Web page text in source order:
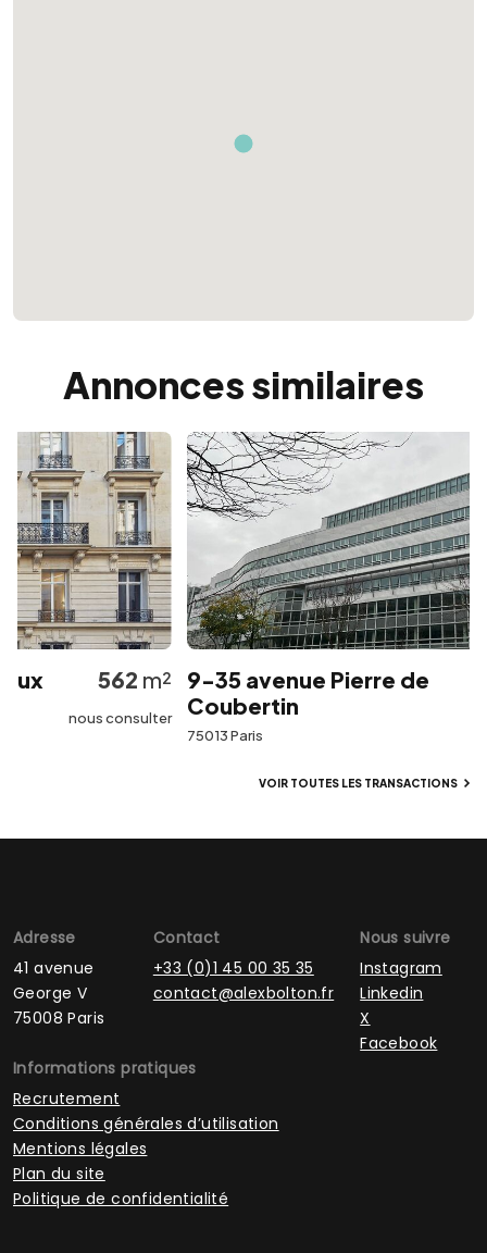
Annonces similaires
562m²
nous consulter
9-35 avenue Pierre de
Coubertin
75013 Paris
VOIR TOUTES LES TRANSACTIONS
Adresse
41 avenue
George V
75008 Paris
Contact
+33 (0)1 45 00 35 35
contact@alexbolton.fr
Nous suivre
Instagram
Linkedin
X
Facebook
Informations pratiques
Recrutement
Conditions générales d’utilisation
Mentions légales
Plan du site
Politique de confidentialité